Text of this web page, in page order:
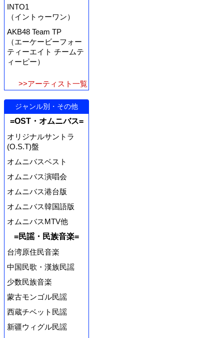
INTO1
（イントゥーワン）
AKB48 Team TP
（エーケービーフォー
ティーエイト チームテ
ィーピー）
>>アーティスト一覧
ジャンル別・その他
=OST・オムニバス=
オリジナルサントラ
(O.S.T)盤
オムニバスベスト
オムニバス演唱会
オムニバス港台版
オムニバス韓国語版
オムニバスMTV他
=民謡・民族音楽=
台湾原住民音楽
中国民歌・漢族民謡
少数民族音楽
蒙古モンゴル民謡
西蔵チベット民謡
新疆ウィグル民謡